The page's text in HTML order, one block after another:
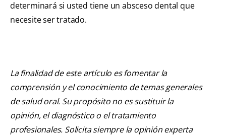
determinará si usted tiene un absceso dental que
necesite ser tratado.
La finalidad de este artículo es fomentar la
comprensión y el conocimiento de temas generales
de salud oral. Su propósito no es sustituir la
opinión, el diagnóstico o el tratamiento
profesionales. Solicita siempre la opinión experta